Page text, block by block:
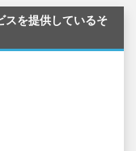
を提供しているそ